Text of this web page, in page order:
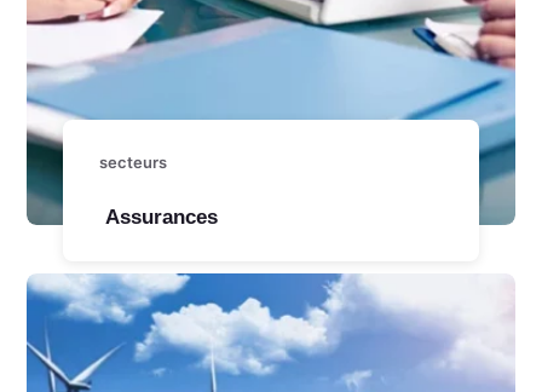
secteurs
Assurances